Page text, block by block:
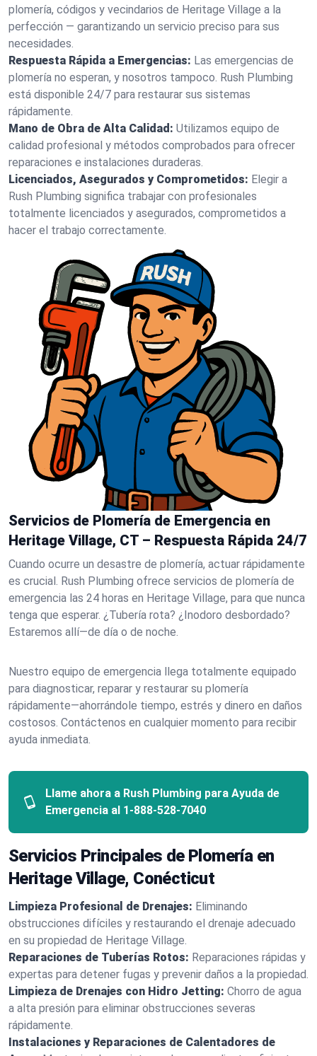
plomería, códigos y vecindarios de Heritage Village a la
perfección — garantizando un servicio preciso para sus
necesidades.
Respuesta Rápida a Emergencias: Las emergencias de
plomería no esperan, y nosotros tampoco. Rush Plumbing
está disponible 24/7 para restaurar sus sistemas
rápidamente.
Mano de Obra de Alta Calidad: Utilizamos equipo de
calidad profesional y métodos comprobados para ofrecer
reparaciones e instalaciones duraderas.
Licenciados, Asegurados y Comprometidos: Elegir a
Rush Plumbing significa trabajar con profesionales
totalmente licenciados y asegurados, comprometidos a
hacer el trabajo correctamente.
Servicios de Plomería de Emergencia en
Heritage Village, CT – Respuesta Rápida 24/7
Cuando ocurre un desastre de plomería, actuar rápidamente
es crucial. Rush Plumbing ofrece servicios de plomería de
emergencia las 24 horas en Heritage Village, para que nunca
tenga que esperar. ¿Tubería rota? ¿Inodoro desbordado?
Estaremos allí—de día o de noche.
Nuestro equipo de emergencia llega totalmente equipado
para diagnosticar, reparar y restaurar su plomería
rápidamente—ahorrándole tiempo, estrés y dinero en daños
costosos. Contáctenos en cualquier momento para recibir
ayuda inmediata.
Llame ahora a Rush Plumbing para Ayuda de
Emergencia al 1-888-528-7040
Servicios Principales de Plomería en
Heritage Village, Conécticut
Limpieza Profesional de Drenajes: Eliminando
obstrucciones difíciles y restaurando el drenaje adecuado
en su propiedad de Heritage Village.
Reparaciones de Tuberías Rotos: Reparaciones rápidas y
expertas para detener fugas y prevenir daños a la propiedad.
Limpieza de Drenajes con Hidro Jetting: Chorro de agua
a alta presión para eliminar obstrucciones severas
rápidamente.
Instalaciones y Reparaciones de Calentadores de